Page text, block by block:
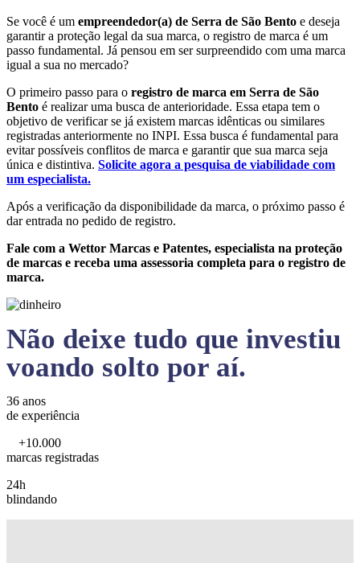
Se você é um empreendedor(a) de Serra de São Bento e deseja
garantir a proteção legal da sua marca, o registro de marca é um
passo fundamental. Já pensou em ser surpreendido com uma marca
igual a sua no mercado?
O primeiro passo para o registro de marca em Serra de São
Bento é realizar uma busca de anterioridade. Essa etapa tem o
objetivo de verificar se já existem marcas idênticas ou similares
registradas anteriormente no INPI. Essa busca é fundamental para
evitar possíveis conflitos de marca e garantir que sua marca seja
única e distintiva. Solicite agora a pesquisa de viabilidade com
um especialista.
Após a verificação da disponibilidade da marca, o próximo passo é
dar entrada no pedido de registro.
Fale com a Wettor Marcas e Patentes, especialista na proteção
de marcas e receba uma assessoria completa para o registro de
marca.
Não deixe tudo que investiu
voando solto por aí.
36 anos
de experiência
+10.000
marcas registradas
24h
blindando